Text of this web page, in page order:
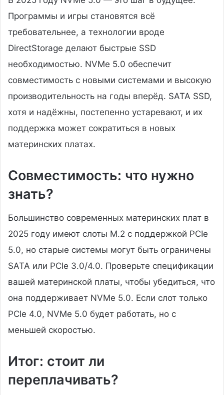
Программы и игры становятся всё
требовательнее, а технологии вроде
DirectStorage делают быстрые SSD
необходимостью. NVMe 5.0 обеспечит
совместимость с новыми системами и высокую
производительность на годы вперёд. SATA SSD,
хотя и надёжны, постепенно устаревают, и их
поддержка может сократиться в новых
материнских платах.
Совместимость: что нужно
знать?
Большинство современных материнских плат в
2025 году имеют слоты M.2 с поддержкой PCIe
5.0, но старые системы могут быть ограничены
SATA или PCIe 3.0/4.0. Проверьте спецификации
вашей материнской платы, чтобы убедиться, что
она поддерживает NVMe 5.0. Если слот только
PCIe 4.0, NVMe 5.0 будет работать, но с
меньшей скоростью.
Итог: стоит ли
переплачивать?